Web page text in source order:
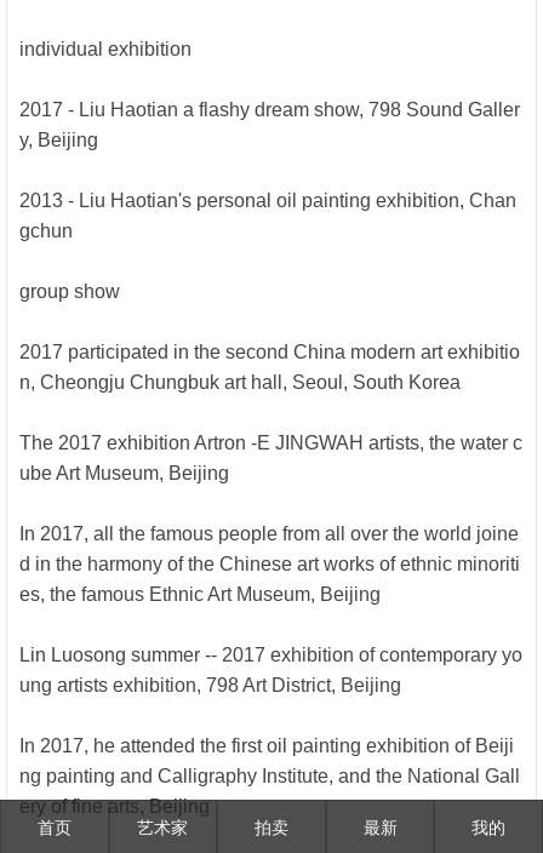
individual exhibition
2017 - Liu Haotian a flashy dream show, 798 Sound Galler
y, Beijing
2013 - Liu Haotian's personal oil painting exhibition, Chan
gchun
group show
2017 participated in the second China modern art exhibitio
n, Cheongju Chungbuk art hall, Seoul, South Korea
The 2017 exhibition Artron -E JINGWAH artists, the water c
ube Art Museum, Beijing
In 2017, all the famous people from all over the world joine
d in the harmony of the Chinese art works of ethnic minoriti
es, the famous Ethnic Art Museum, Beijing
Lin Luosong summer -- 2017 exhibition of contemporary yo
ung artists exhibition, 798 Art District, Beijing
In 2017, he attended the first oil painting exhibition of Beiji
ng painting and Calligraphy Institute, and the National Gall
ery of fine arts, Beijing
首页 艺术家 拍卖 最新 我的